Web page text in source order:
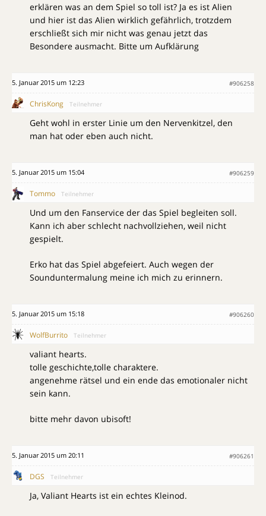
erklären was an dem Spiel so toll ist? Ja es ist Alien
und hier ist das Alien wirklich gefährlich, trotzdem
erschließt sich mir nicht was genau jetzt das
Besondere ausmacht. Bitte um Aufklärung
5. Januar 2015 um 12:23 #906258
ChrisKong Teilnehmer
Geht wohl in erster Linie um den Nervenkitzel, den
man hat oder eben auch nicht.
5. Januar 2015 um 15:04 #906259
Tommo Teilnehmer
Und um den Fanservice der das Spiel begleiten soll.
Kann ich aber schlecht nachvollziehen, weil nicht
gespielt.
Erko hat das Spiel abgefeiert. Auch wegen der
Sounduntermalung meine ich mich zu erinnern.
5. Januar 2015 um 15:18 #906260
WolfBurrito Teilnehmer
valiant hearts.
tolle geschichte,tolle charaktere.
angenehme rätsel und ein ende das emotionaler nicht
sein kann.
bitte mehr davon ubisoft!
5. Januar 2015 um 20:11 #906261
DGS Teilnehmer
Ja, Valiant Hearts ist ein echtes Kleinod.